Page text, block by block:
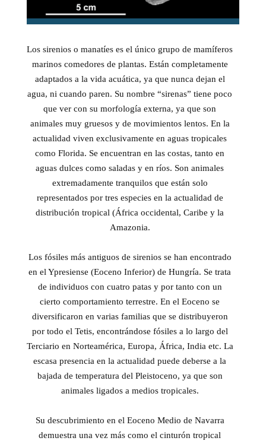
Los sirenios o manatíes es el único grupo de mamíferos
marinos comedores de plantas. Están completamente
adaptados a la vida acuática, ya que nunca dejan el
agua, ni cuando paren. Su nombre “sirenas” tiene poco
que ver con su morfología externa, ya que son
animales muy gruesos y de movimientos lentos. En la
actualidad viven exclusivamente en aguas tropicales
como Florida. Se encuentran en las costas, tanto en
aguas dulces como saladas y en ríos. Son animales
extremadamente tranquilos que están solo
representados por tres especies en la actualidad de
distribución tropical (África occidental, Caribe y la
Amazonia.
Los fósiles más antiguos de sirenios se han encontrado
en el Ypresiense (Eoceno Inferior) de Hungría. Se trata
de individuos con cuatro patas y por tanto con un
cierto comportamiento terrestre. En el Eoceno se
diversificaron en varias familias que se distribuyeron
por todo el Tetis, encontrándose fósiles a lo largo del
Terciario en Norteamérica, Europa, África, India etc. La
escasa presencia en la actualidad puede deberse a la
bajada de temperatura del Pleistoceno, ya que son
animales ligados a medios tropicales.
Su descubrimiento en el Eoceno Medio de Navarra
demuestra una vez más como el cinturón tropical